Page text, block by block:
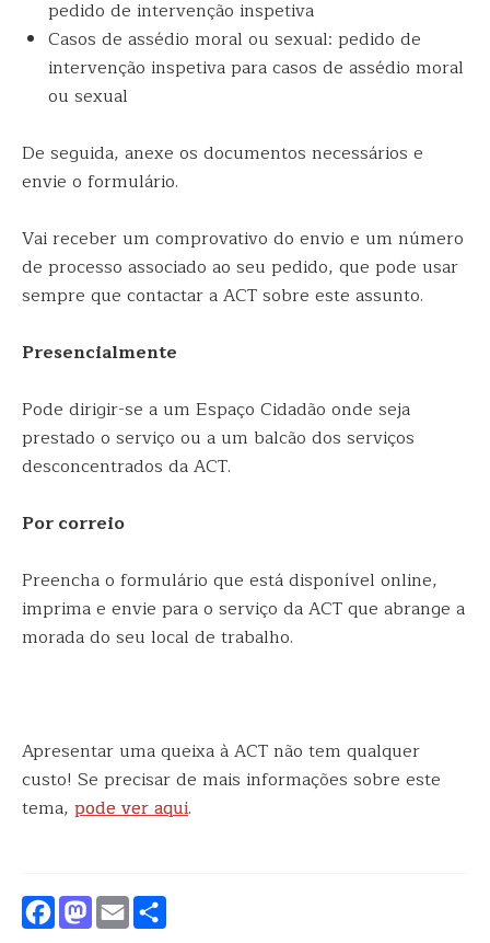
pedido de intervenção inspetiva
Casos de assédio moral ou sexual: pedido de
intervenção inspetiva para casos de assédio moral
ou sexual
De seguida, anexe os documentos necessários e
envie o formulário.
Vai receber um comprovativo do envio e um número
de processo associado ao seu pedido, que pode usar
sempre que contactar a ACT sobre este assunto.
Presencialmente
Pode dirigir-se a um Espaço Cidadão onde seja
prestado o serviço ou a um balcão dos serviços
desconcentrados da ACT.
Por correio
Preencha o formulário que está disponível online,
imprima e envie para o serviço da ACT que abrange a
morada do seu local de trabalho.
Apresentar uma queixa à ACT não tem qualquer
custo! Se precisar de mais informações sobre este
tema, pode ver aqui.
Facebook
Mastodon
Email